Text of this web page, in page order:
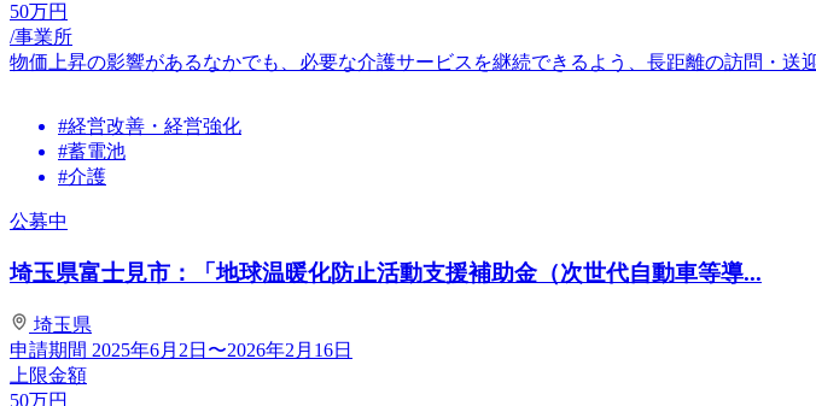
50万円
/事業所
物価上昇の影響があるなかでも、必要な介護サービスを継続できるよう、長距離の訪問・
#経営改善・経営強化
#蓄電池
#介護
公募中
埼玉県富士見市：「地球温暖化防止活動支援補助金（次世代自動車等導...
埼玉県
申請期間 2025年6月2日〜2026年2月16日
上限金額
50万円